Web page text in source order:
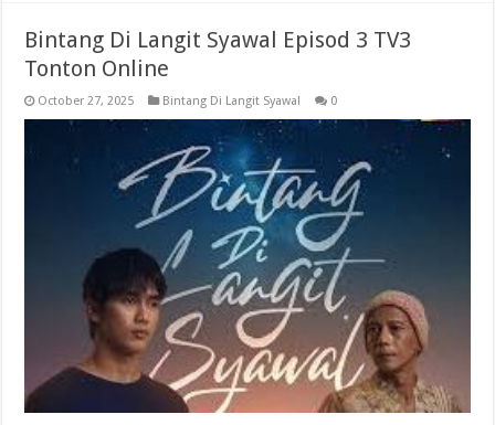
Bintang Di Langit Syawal Episod 3 TV3
Tonton Online
October 27, 2025 Bintang Di Langit Syawal 0